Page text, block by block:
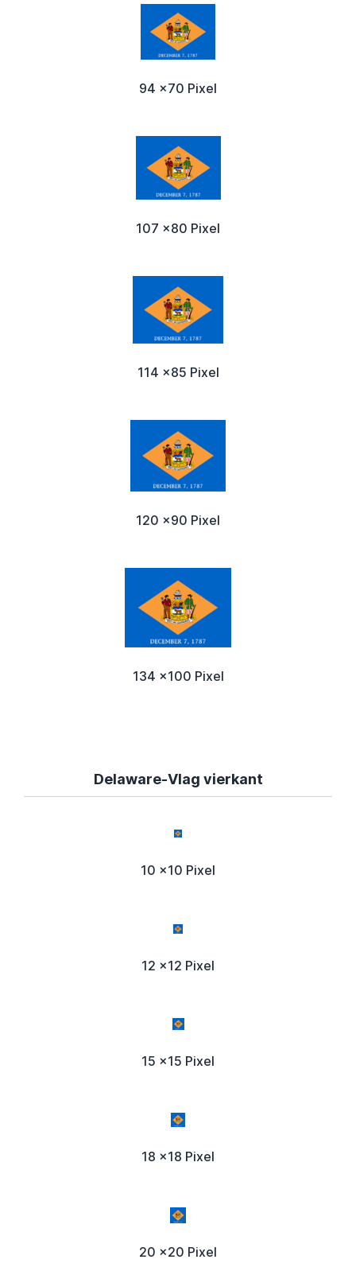
94 x70 Pixel
107 x80 Pixel
114 x85 Pixel
120 x90 Pixel
134 x100 Pixel
Delaware-Vlag vierkant
10 x10 Pixel
12 x12 Pixel
15 x15 Pixel
18 x18 Pixel
20 x20 Pixel